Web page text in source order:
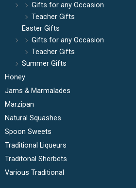
Gifts for any Occasion
Teacher Gifts
Easter Gifts
Gifts for any Occasion
Teacher Gifts
Summer Gifts
Honey
Jams & Marmalades
Marzipan
Natural Squashes
Spoon Sweets
Traditional Liqueurs
Traditonal Sherbets
Various Traditional